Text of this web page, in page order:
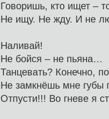
Говоришь, кто ищет –
Не ищу. Не жду. И не
Наливай!
Не бойся – не пьяна…
Танцевать? Конечно,
Не замкнёшь мне губы
Отпусти!!! Во гневе я